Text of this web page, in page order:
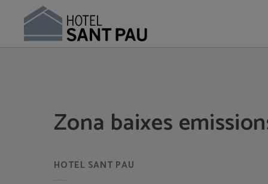
Zona de Baixes Emissions Barcelona | Hotel Sant Pau
Zona baixes